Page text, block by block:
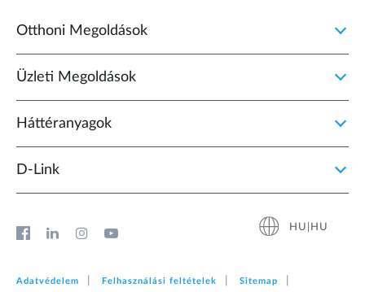
Otthoni Megoldások
Üzleti Megoldások
Háttéranyagok
D‑Link
HU|HU
Adatvédelem Felhasználási feltételek Sitemap